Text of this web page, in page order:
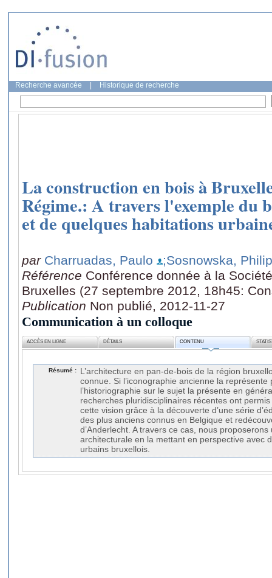
Recherche avancée Historique de recherche
La construction en bois à
Régime.: A travers l'exemple du
et de quelques habitations
par Charruadas, Paulo
;Sosnowska,
Référence Conférence donnée à la
Bruxelles (27 septembre 2012, 18h45:
Publication Non publié, 2012-11-27
Communication à un colloque
ACCÈS EN LIGNE DÉTAILS CONTENU
Résumé :
L’architecture en pan-de-bois de la région
connue. Si l’iconographie ancienne la
l’historiographie sur le sujet la présente en
recherches pluridisciplinaires récentes ont
cette vision grâce à la découverte d’une série
des plus anciens connus en Belgique et
d’Anderlecht. A travers ce cas, nous
architecturale en la mettant en perspective avec
urbains bruxellois.